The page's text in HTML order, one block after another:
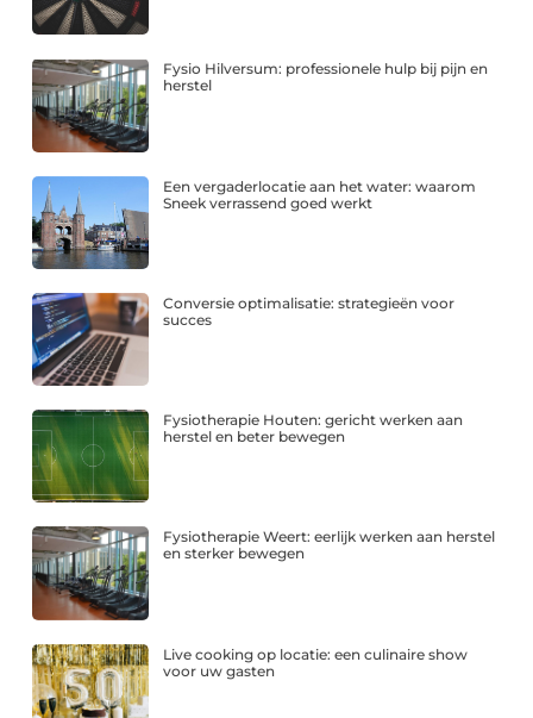
Fysio Hilversum: professionele hulp bij pijn en
herstel
Een vergaderlocatie aan het water: waarom
Sneek verrassend goed werkt
Conversie optimalisatie: strategieën voor
succes
Fysiotherapie Houten: gericht werken aan
herstel en beter bewegen
Fysiotherapie Weert: eerlijk werken aan herstel
en sterker bewegen
Live cooking op locatie: een culinaire show
voor uw gasten